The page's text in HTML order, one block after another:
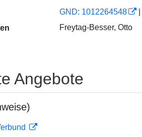
GND: 1012264548
Freytag-Besser, Otto
Angebote